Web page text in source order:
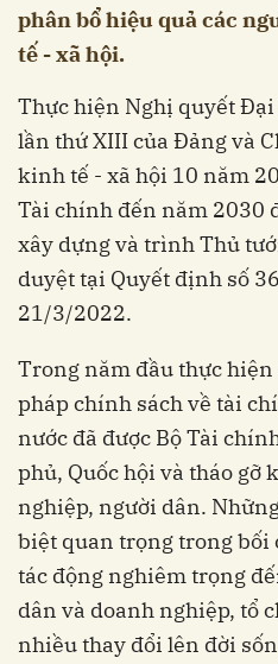
phân bổ hiệu quả các
tế - xã hội.
Thực hiện Nghị quyết
lần thứ XIII của Đảng và
kinh tế - xã hội 10 năm
Tài chính đến năm 2030
xây dựng và trình Thủ
duyệt tại Quyết định số
21/3/2022.
Trong năm đầu thực
pháp chính sách về tài
nước đã được Bộ Tài
phủ, Quốc hội và tháo gỡ
nghiệp, người dân.
biệt quan trọng trong bối
tác động nghiêm trọng
dân và doanh nghiệp, tổ
nhiều thay đổi lên đời